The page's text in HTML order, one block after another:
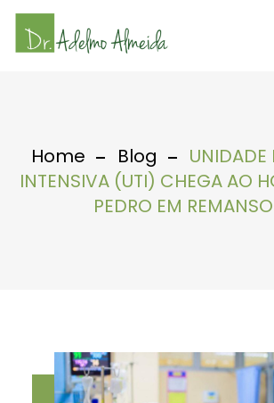
Home Blog
UNIDADE
INTENSIVA (UTI) CHEGA AO
PEDRO EM